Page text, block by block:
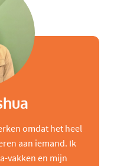
omdat het heel
aan iemand. Ik
vakken en mijn